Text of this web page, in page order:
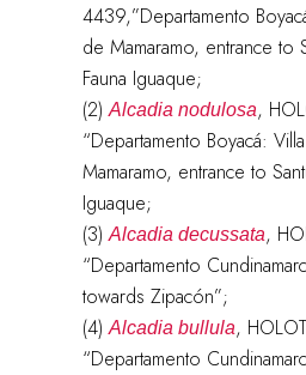
4439,”Departamento
de Mamaramo, entrance to
Fauna Iguaque;
(2)Alcadia nodulosa,
“Departamento Boyacá:
Mamaramo, entrance to
Iguaque;
(3)Alcadia decussata,
“Departamento
towards Zipacón”;
(4)Alcadia bullula,
“Departamento